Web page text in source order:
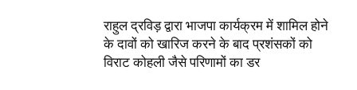
राहुल द्रविड़ द्वारा भाजपा कार्यक्रम में शामिल होने
के दावों को खारिज करने के बाद प्रशंसकों को
विराट कोहली जैसे परिणामों का डर